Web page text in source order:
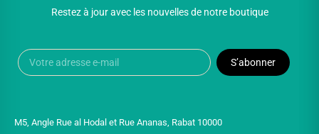
Restez à jour avec les nouvelles de notre boutique
S’abonner
M5, Angle Rue al Hodal et Rue Ananas, Rabat 10000